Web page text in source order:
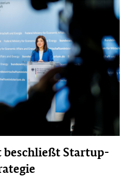
Startup-